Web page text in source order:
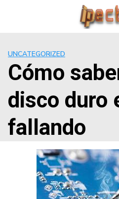
UNCATEGORIZED
Cómo
disco duro
fallando